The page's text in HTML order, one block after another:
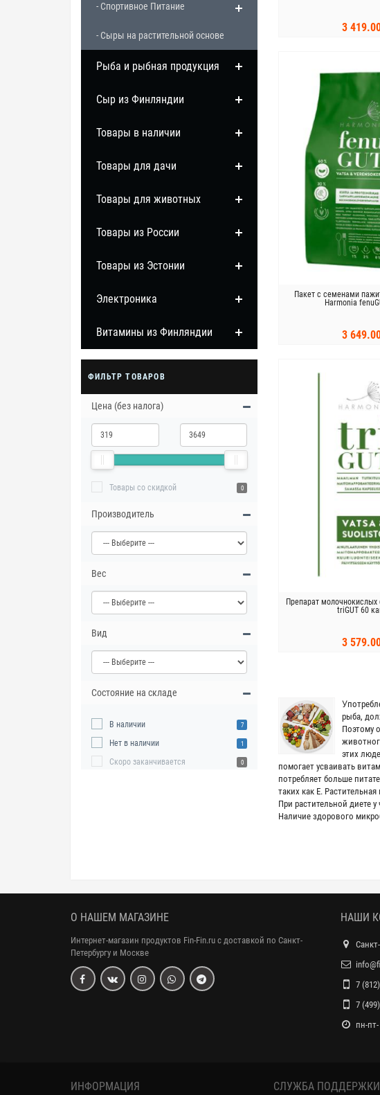
- Спортивное Питание
- Сыры на растительной основе
Рыба и рыбная продукция
Сыр из Финляндии
Товары в наличии
Товары для дачи
Товары для животных
Товары из России
Товары из Эстонии
Электроника
Витамины из Финляндии
ФИЛЬТР ТОВАРОВ
Цена (без налога)
Товары со скидкой 0
Производитель
Вес
Вид
Состояние на складе
В наличии 7
Нет в наличии 1
Скоро заканчивается 0
3
Пакет с семенами
Harmonia
3
Препарат молочнокислых
triGUT 60
3
У
рыба,
Поэтому
этих
помогает усваивать
потребляет больше
таких как E.
При растительной диете
Наличие здорового
О НАШЕМ МАГАЗИНЕ
Интернет-магазин продуктов Fin-Fin.ru с доставкой по Санкт-
Петербургу и Москве
НАШИ
7
7
пн-
ИНФОРМАЦИЯ СЛУЖБА ПОДДЕРЖКИ